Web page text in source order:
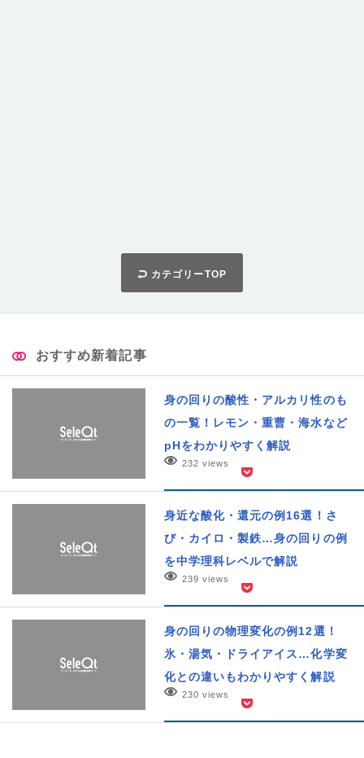
カテゴリーTOP
おすすめ新着記事
身の回りの酸性・アルカリ性のも
の一覧！レモン・重曹・海水など
pHをわかりやすく解説
232 views
身近な酸化・還元の例16選！さ
び・カイロ・製鉄…身の回りの例
を中学理科レベルで解説
239 views
身の回りの物理変化の例12選！
氷・湯気・ドライアイス…化学変
化との違いもわかりやすく解説
230 views